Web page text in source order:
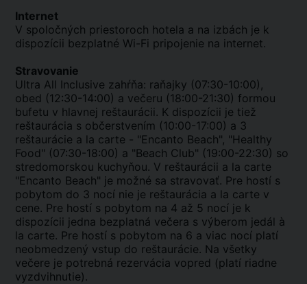
Internet
V spoločných priestoroch hotela a na izbách je k
dispozícii bezplatné Wi-Fi pripojenie na internet.
Stravovanie
Ultra All Inclusive zahŕňa: raňajky (07:30-10:00),
obed (12:30-14:00) a večeru (18:00-21:30) formou
bufetu v hlavnej reštaurácii. K dispozícii je tiež
reštaurácia s občerstvením (10:00-17:00) a 3
reštaurácie a la carte - "Encanto Beach", "Healthy
Food" (07:30-18:00) a "Beach Club" (19:00-22:30) so
stredomorskou kuchyňou. V reštaurácii a la carte
"Encanto Beach" je možné sa stravovať. Pre hostí s
pobytom do 3 nocí nie je reštaurácia a la carte v
cene. Pre hostí s pobytom na 4 až 5 nocí je k
dispozícii jedna bezplatná večera s výberom jedál à
la carte. Pre hostí s pobytom na 6 a viac nocí platí
neobmedzený vstup do reštaurácie. Na všetky
večere je potrebná rezervácia vopred (platí riadne
vyzdvihnutie).